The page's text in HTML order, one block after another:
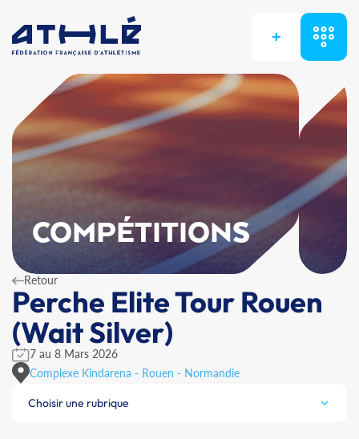
+
COMPÉTITIONS
Retour
Perche Elite Tour Rouen
(Wait Silver)
7 au 8 Mars 2026
Complexe Kindarena - Rouen - Normandie
Choisir une rubrique